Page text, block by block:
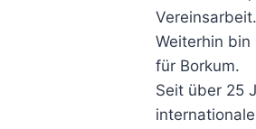
Vereinsarbeit.
Weiterhin
für Borkum.
Seit über 25